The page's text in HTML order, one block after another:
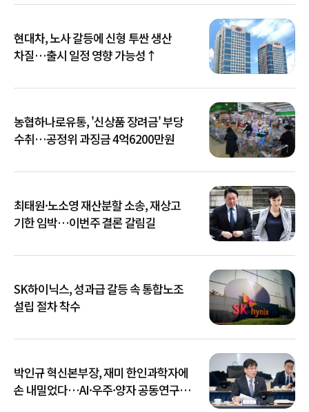
현대차, 노사 갈등에 신형 투싼 생산
차질…출시 일정 영향 가능성↑
농협하나로유통, '신상품 장려금' 부당
수취…공정위 과징금 4억6200만원
최태원·노소영 재산분할 소송, 재상고
기한 임박…이번주 결론 갈림길
SK하이닉스, 성과급 갈등 속 통합노조
설립 절차 착수
박인규 혁신본부장, 재미 한인과학자에
손 내밀었다…AI·우주·양자 공동연구